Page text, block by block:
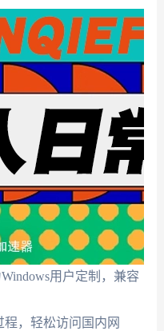
用户定制，兼容
，轻松访问国内网